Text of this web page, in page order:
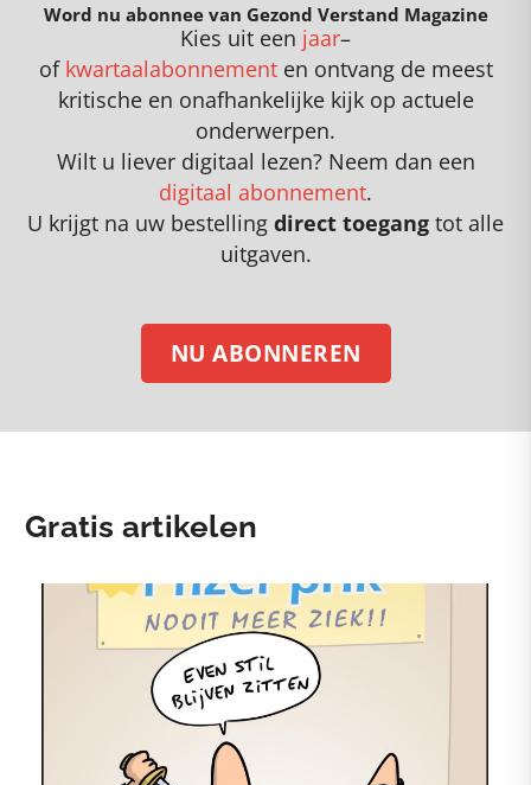
Word nu abonnee van Gezond Verstand Magazine
Kies uit een jaar–
of kwartaalabonnementen ontvang de meest
kritische en onafhankelijke kijk op actuele
onderwerpen.
Wilt u liever digitaal lezen? Neem dan een
digitaal abonnement.
U krijgt na uw bestelling direct toegang tot alle
uitgaven.
NU ABONNEREN
Gratis artikelen